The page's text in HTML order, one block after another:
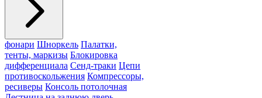
фонари Шноркель Палатки,
тенты, маркизы Блокировка
дифференциала Сенд-траки Цепи
противоскольжения Компрессоры,
ресиверы Консоль потолочная